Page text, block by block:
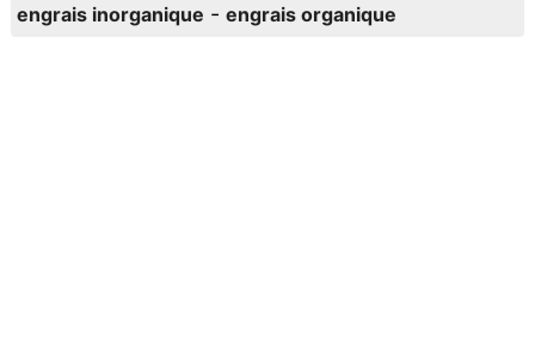
engrais inorganique - engrais organique